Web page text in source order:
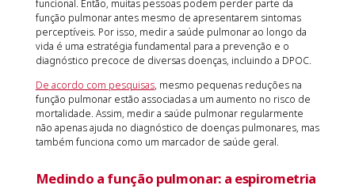
funcional. Então, muitas pessoas podem perder parte da
função pulmonar antes mesmo de apresentarem sintomas
perceptíveis. Por isso, medir a saúde pulmonar ao longo da
vida é uma estratégia fundamental para a prevenção e o
diagnóstico precoce de diversas doenças, incluindo a DPOC.
De acordo com pesquisas, mesmo pequenas reduções na
função pulmonar estão associadas a um aumento no risco de
mortalidade. Assim, medir a saúde pulmonar regularmente
não apenas ajuda no diagnóstico de doenças pulmonares, mas
também funciona como um marcador de saúde geral.
Medindo a função pulmonar: a espirometria